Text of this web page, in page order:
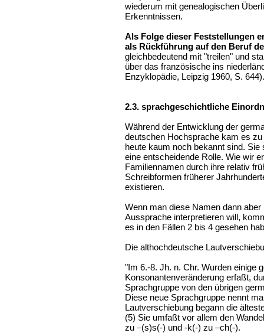
wiederum mit genealogischen
Erkenntnissen.
Als Folge dieser Feststellungen
als Rückführung auf den Beruf
gleichbedeutend mit "treilen" und
über das französische ins
Enzyklopädie, Leipzig 1960, S. 644).
2.3. sprachgeschichtliche
Während der Entwicklung der
deutschen Hochsprache kam es
heute kaum noch bekannt sind.
eine entscheidende Rolle. Wie wir
Familiennamen durch ihre relativ
Schreibformen früherer
existieren.
Wenn man diese Namen dann
Aussprache interpretieren will,
es in den Fällen 2 bis 4 gesehen
Die althochdeutsche
"Im 6.-8. Jh. n. Chr. Wurden einige
Konsonantenveränderung erfaßt,
Sprachgruppe von den übrigen
Diese neue Sprachgruppe nennt
Lautverschiebung begann die
(5) Sie umfaßt vor allem den
zu –(s)s(-) und -k(-) zu –ch(-).